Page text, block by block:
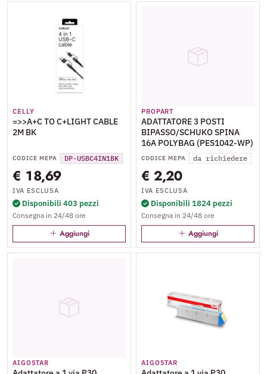
CELLY
=>>A+C TO C+LIGHT CABLE
2M BK
CODICE MEPA DP-USBC4IN1BK
€ 18,69
IVA ESCLUSA
Disponibili 403 pezzi
Consegna in 24/48 ore
Aggiungi
PROPART
ADATTATORE 3 POSTI
BIPASSO/SCHUKO SPINA
16A POLYBAG (PES1042-WP)
CODICE MEPA da richiedere
€ 2,20
IVA ESCLUSA
Disponibili 1824 pezzi
Consegna in 24/48 ore
Aggiungi
AIGOSTAR AIGOSTAR